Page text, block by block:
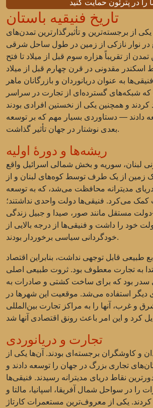
را در پترئون حمایت کنید
تاریخ فنیقیه باستان
از برجسته‌ترین و تأثیرگذارترین تمدن‌های
در نوار نازکی از زمین در طول ساحل شرقی
تمدن از تقریباً هزاره سوم قبل از میلاد تا فتح
اسکندر مقدونی در قرن چهارم قبل از میلاد
به عنوان دریانوردان و بازرگانان ماهر
شبکه‌های گسترده‌ای از تجارت در سراسر
کردند و همچنین یکی از نخستین افرادی بودند
دادند — دستاوردی بسیار مهم که بر توسعه
بعدی نوشتار در جهان تأثیر گذاشت.
ریشه‌ها و دورهٔ اولیه
لبنان، سوریه و بخش شمالی اسرائیل واقع
زمین از یک طرف توسط کوه‌های لبنان و از
مدیترانه محافظت می‌شد، که به توسعه
کمک می‌کرد. فنیقی‌ها دولت واحدی نداشتند؛
مستقل مانند صور، صیدا و جبیل زندگی
خود را داشت و فنیقی‌ها از درجه بالایی از
خودگردانی سیاسی برخوردار بودند.
طبیعی قابل توجهی نداشت، بنابراین اقتصاد
به تجارت معطوف بود. ثروت طبیعی اصلی
سدر بود که برای ساخت کشتی و صادرات به
استفاده می‌شد. موقعیت این شهرها در
و غرب، آنها را به مراکز تجارت بین‌المللی
تجارت و دریانوردی
و کاوشگران برجسته‌ای بودند. آن‌ها یکی از
تجاری بزرگ در جهان را توسعه دادند و
نقاط دریای مدیترانه رسیدند. فنیقی‌ها
را در سواحل شمال آفریقا، اسپانیا، مالتا و
یکی از معروف‌ترین مستعمرات کارتاژ